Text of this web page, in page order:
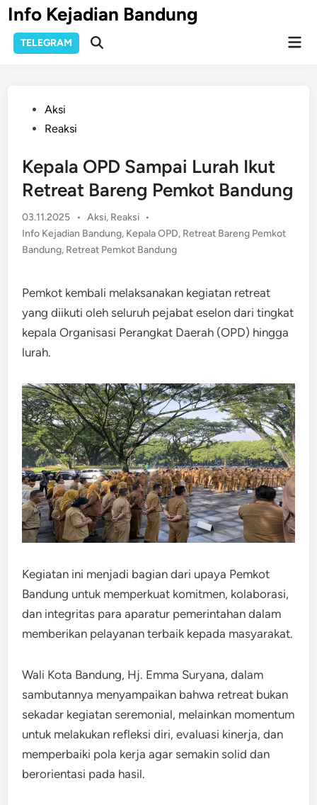
Skip
to
content
Info Kejadian Bandung
TELEGRAM
Open
PostedAksi
Reaksi
Kepala OPD Sampai Lurah Ikut
Retreat Bareng Pemkot Bandung
03.11.2025 • Posted
in
Aksi, Reaksi •
Info Kejadian Bandung, Kepala OPD, Retreat Bareng Pemkot
Bandung, Retreat Pemkot Bandung
Pemkot kembali melaksanakan kegiatan retreat
yang diikuti oleh seluruh pejabat eselon dari tingkat
kepala Organisasi Perangkat Daerah (OPD) hingga
lurah.
Kegiatan ini menjadi bagian dari upaya Pemkot
Bandung untuk memperkuat komitmen, kolaborasi,
dan integritas para aparatur pemerintahan dalam
memberikan pelayanan terbaik kepada masyarakat.
Wali Kota Bandung, Hj. Emma Suryana, dalam
sambutannya menyampaikan bahwa retreat bukan
sekadar kegiatan seremonial, melainkan momentum
untuk melakukan refleksi diri, evaluasi kinerja, dan
memperbaiki pola kerja agar semakin solid dan
berorientasi pada hasil.